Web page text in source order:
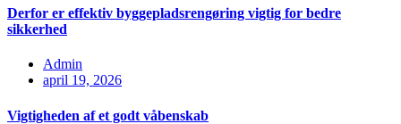
Derfor er effektiv byggepladsrengøring vigtig for bedre
sikkerhed
Admin
april 19, 2026
Vigtigheden af et godt våbenskab